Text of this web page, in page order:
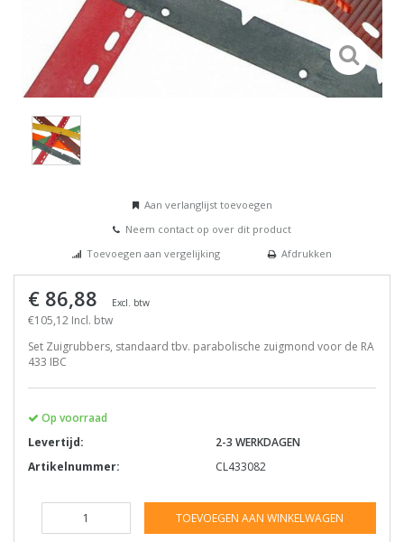
Aan verlanglijst toevoegen
Neem contact op over dit product
Toevoegen aan vergelijking
Afdrukken
€ 86,88 Excl. btw
€105,12 Incl. btw
Set Zuigrubbers, standaard tbv. parabolische zuigmond voor de RA
433 IBC
Op voorraad
Levertijd:
2-3 WERKDAGEN
Artikelnummer:
CL433082
TOEVOEGEN AAN WINKELWAGEN